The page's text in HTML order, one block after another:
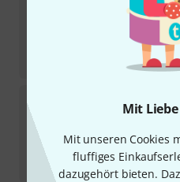
Mit
Mit unseren Cookies
fluffiges
dazugehört bieten.
7
Sofort lieferbar
€
UVP:
5
929€
UVP:
-19%